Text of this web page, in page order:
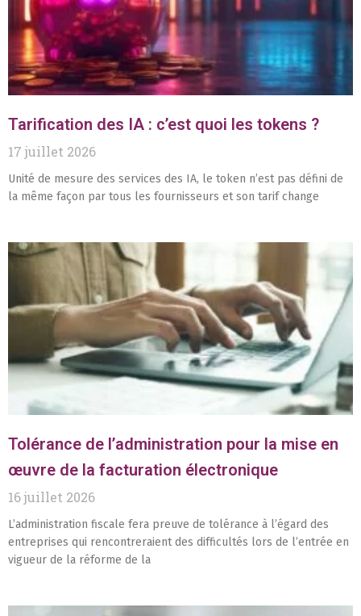
Tarification des IA : c’est quoi les tokens ?
17 juillet 2026
Unité de mesure des services des IA, le token n’est pas défini de
la même façon par tous les fournisseurs et son tarif change
Tolérance de l’administration pour la mise en
œuvre de la facturation électronique
16 juillet 2026
L’administration fiscale fera preuve de tolérance à l’égard des
entreprises qui rencontreraient des difficultés lors de l’entrée en
vigueur de la réforme de la